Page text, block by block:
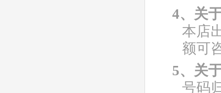
4、关
本店
额可
5、关
号码